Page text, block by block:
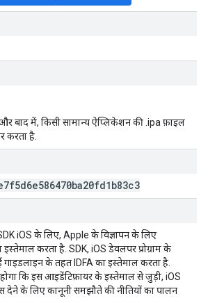
बाद में, किसी सामान्य ऐप्लिकेशन की .ipa फ़ाइल
करता है.
iOS के लिए, Apple के विज्ञापन के लिए
करता है. SDK, iOS डेवलपर प्रोग्राम के
के तहत IDFA का इस्तेमाल करता है.
कि इस आइडेंटिफ़ायर के इस्तेमाल से जुड़ी, iOS
देने के लिए कानूनी समझौते की नीतियों का पालन